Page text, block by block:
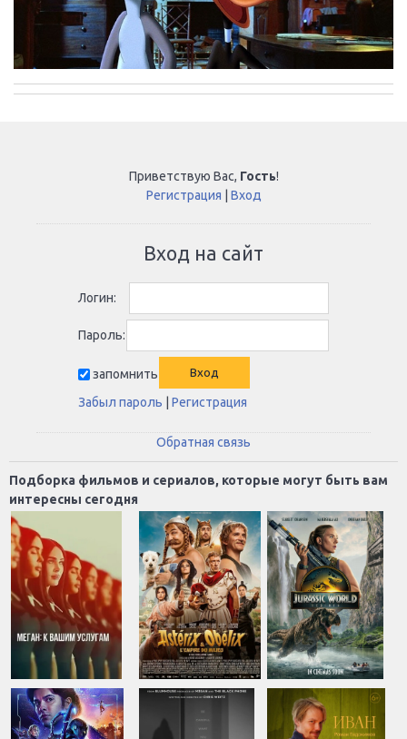
Приветствую Вас, Гость!
Регистрация
Вход
Вход на сайт
Логин:
Пароль:
запомнить
Забыл пароль
Регистрация
Обратная связь
Подборка фильмов и сериалов, которые могут быть вам
интересны сегодня